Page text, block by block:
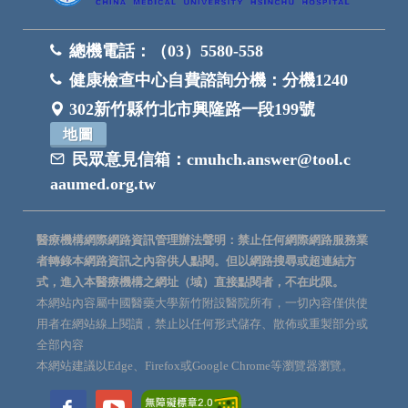
總機電話：
（03）5580-558
健康檢查中心自費諮詢分機： 分機1240
302新竹縣竹北市興隆路一段199號
地圖
民眾意見信箱： cmuhch.answer@tool.c
aaumed.org.tw
醫療機構網際網路資訊管理辦法聲明：禁止任何網際網路服務業
者轉錄本網路資訊之內容供人點閱。但以網路搜尋或超連結方
式，進入本醫療機構之網址（域）直接點閱者，不在此限。
本網站內容屬中國醫藥大學新竹附設醫院所有，一切內容僅供使
用者在網站線上閱讀，禁止以任何形式儲存、散佈或重製部分或
全部內容
本網站建議以Edge、Firefox或Google Chrome等瀏覽器瀏覽。